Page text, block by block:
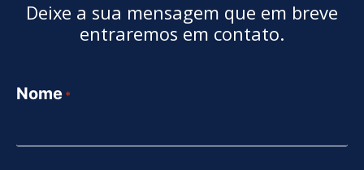
Deixe a sua mensagem que em breve
entraremos em contato.
Nome *